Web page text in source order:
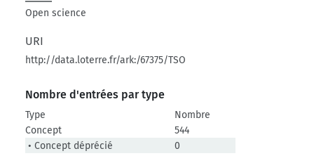
Open science
URI
http://data.loterre.fr/ark:/67375/TSO
Nombre d'entrées par type
Type
Nombre
Concept
544
• Concept déprécié
0